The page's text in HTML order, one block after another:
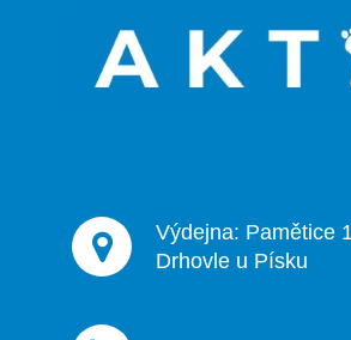
Výdejna: Pamětice
Drhovle u Písku